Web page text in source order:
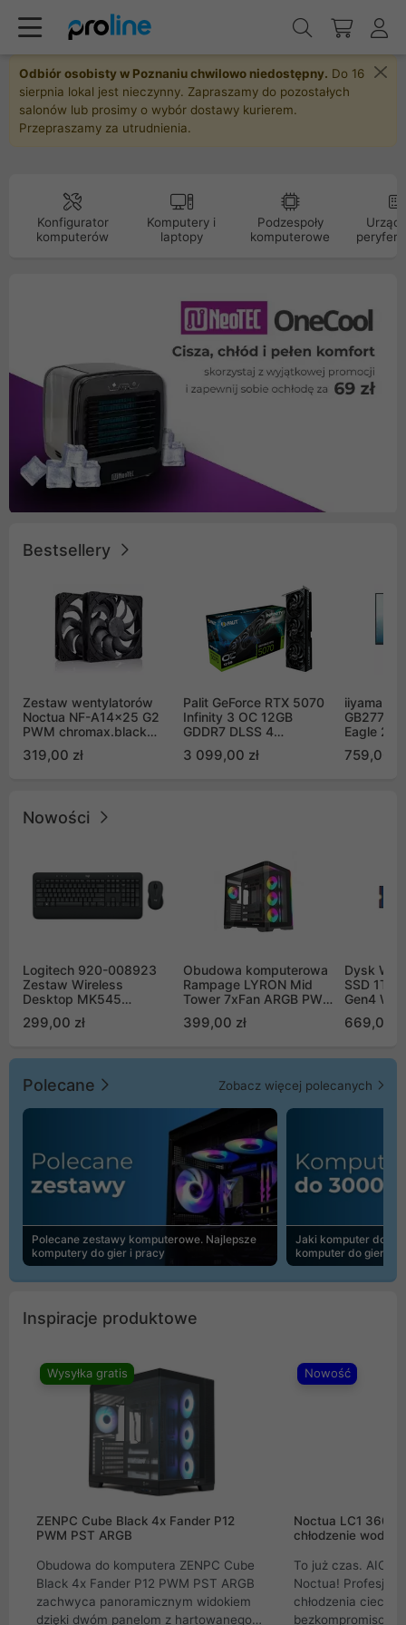
Odbiór osobisty w Poznaniu chwilowo niedostępny. Do 16
sierpnia lokal jest nieczynny. Zapraszamy do pozostałych
salonów lub prosimy o wybór dostawy kurierem.
Przepraszamy za utrudnienia.
Konfigurator
komputerów
Komputery i
laptopy
Podzespoły
komputerowe
Bestsellery
Zestaw wentylatorów
Noctua NF-A14x25 G2
PWM chromax.black
Push Pull (2szt)
319,00 zł
Palit GeForce RTX 5070
Infinity 3 OC 12GB
GDDR7 DLSS 4
GB2050S)
3 099,00 zł
iiyama G-
Eagle 27"
759,00 zł
Nowości
Logitech 920-008923
Zestaw Wireless
Desktop MK545
299,00 zł
Obudowa komputerowa
Rampage LYRON Mid
Tower 7xFan ARGB PWM
399,00 zł
Dysk WD
SSD 1TB
Gen4
669,00
Polecane Zobacz więcej polecanych
Polecane zestawy komputerowe. Najlepsze
komputery do gier i pracy
Jaki komputer do
komputer do gier |
Inspiracje produktowe
Wysyłka gratis
ZENPC Cube Black 4x Fander P12
PWM PST ARGB
Obudowa do komputera ZENPC Cube
Black 4x Fander P12 PWM PST ARGB
zachwyca panoramicznym widokiem
dzięki dwóm panelom z hartowanego
Nowość
Noctua LC1
chłodzenie wodne
To już czas. AIO
Noctua!
chłodzenia cieczą